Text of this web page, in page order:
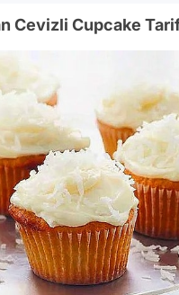
Cevizli Cupcake